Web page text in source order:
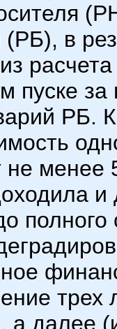
в
пуске
РБ.
не
трех
а далее